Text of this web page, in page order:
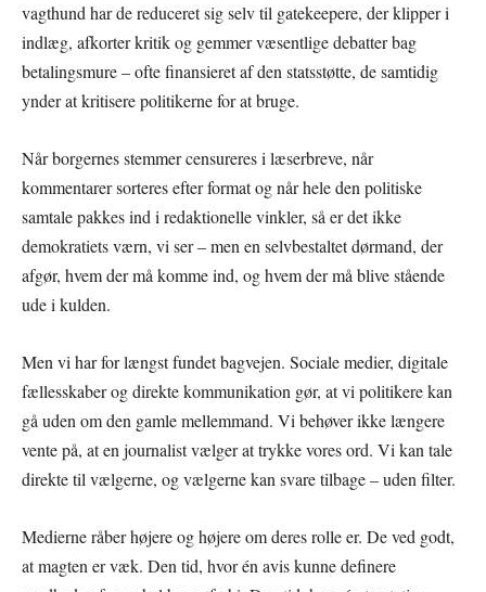
vagthund har de reduceret sig selv til gatekeepere, der klipper i
indlæg, afkorter kritik og gemmer væsentlige debatter bag
betalingsmure – ofte finansieret af den statsstøtte, de samtidig
ynder at kritisere politikerne for at bruge.
Når borgernes stemmer censureres i læserbreve, når
kommentarer sorteres efter format og når hele den politiske
samtale pakkes ind i redaktionelle vinkler, så er det ikke
demokratiets værn, vi ser – men en selvbestaltet dørmand, der
afgør, hvem der må komme ind, og hvem der må blive stående
ude i kulden.
Men vi har for længst fundet bagvejen. Sociale medier, digitale
fællesskaber og direkte kommunikation gør, at vi politikere kan
gå uden om den gamle mellemmand. Vi behøver ikke længere
vente på, at en journalist vælger at trykke vores ord. Vi kan tale
direkte til vælgerne, og vælgerne kan svare tilbage – uden filter.
Medierne råber højere og højere om deres rolle er. De ved godt,
at magten er væk. Den tid, hvor én avis kunne definere